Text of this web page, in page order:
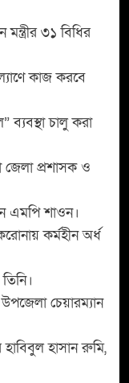
৩১ বিধির
কাজ করবে
ব্যবস্থা চালু করা
প্রশাসক ও
এমপি শাওন।
কর্মহীন অর্ধ
চেয়ারম্যান
হাসান রুমি,